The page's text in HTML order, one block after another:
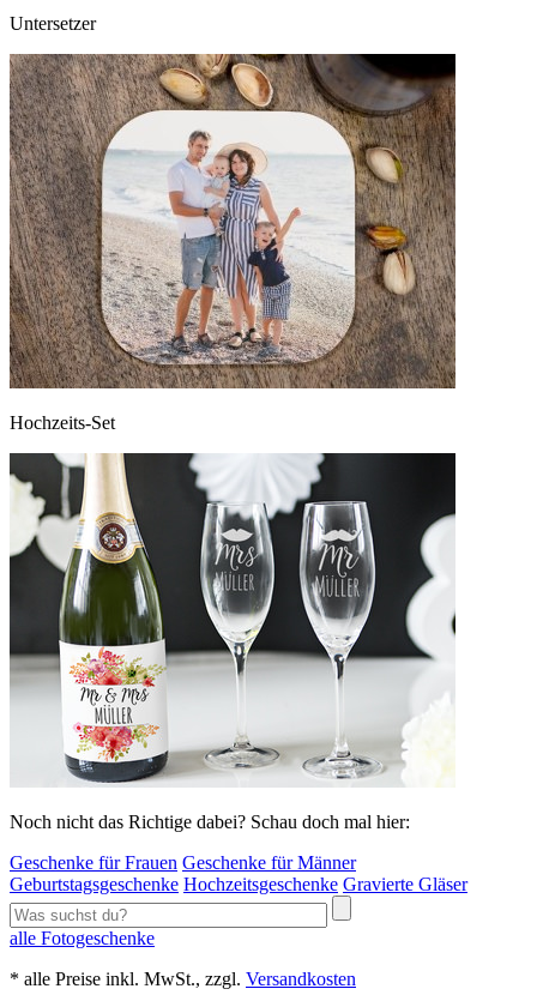
Untersetzer
Hochzeits-Set
Noch nicht das Richtige dabei? Schau doch mal hier:
Geschenke für Frauen Geschenke für Männer
Geburtstagsgeschenke Hochzeitsgeschenke Gravierte Gläser
alle Fotogeschenke
* alle Preise inkl. MwSt., zzgl. Versandkosten